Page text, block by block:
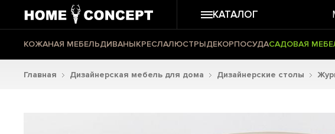
КАТАЛОГ
КОЖАНАЯ МЕБЕЛЬДИВАНЫКРЕСЛАЛЮСТРЫДЕКОРПОСУДАСАДОВАЯ
Главная Дизайнерская мебель для дома Дизайнерские столы